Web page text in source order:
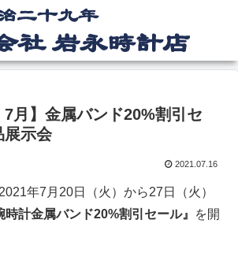
7月】金属バンド20%割引セ
展示会
2021.07.16
年7月20日（火）から27日（火）
時計金属バンド20%割引セール』
を開